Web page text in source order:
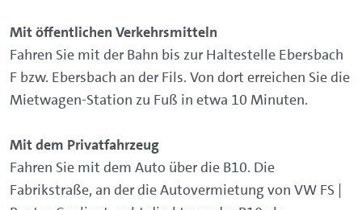
Mit öffentlichen Verkehrsmitteln
Fahren Sie mit der Bahn bis zur Haltestelle Ebersbach
F bzw. Ebersbach an der Fils. Von dort erreichen Sie die
Mietwagen-Station zu Fuß in etwa 10 Minuten.
Mit dem Privatfahrzeug
Fahren Sie mit dem Auto über die B10. Die
Fabrikstraße, an der die Autovermietung von VW FS |